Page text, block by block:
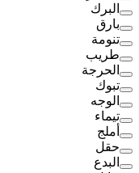
البرك
بارق
تنومة
طريب
الحرجة
تبوك
الوجه
تيماء
أملج
حقل
البدع